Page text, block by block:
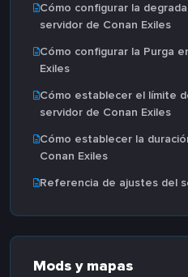
Cómo configurar la
servidor de Conan Exiles
Cómo configurar la Purga
Exiles
Cómo establecer el límite
servidor de Conan Exiles
Cómo establecer la
Conan Exiles
Referencia de ajustes del
Mods y mapas